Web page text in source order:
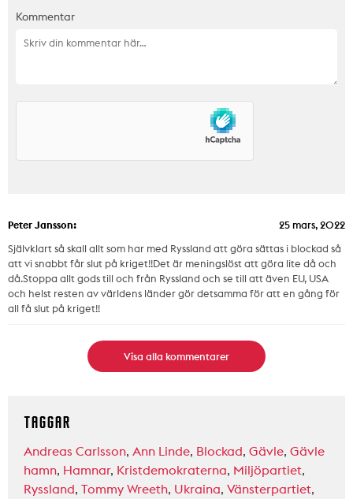
Kommentar
Peter Jansson:
25 mars, 2022
Självklart så skall allt som har med Ryssland att göra sättas i blockad så
att vi snabbt får slut på kriget!!Det är meningslöst att göra lite då och
då.Stoppa allt gods till och från Ryssland och se till att även EU, USA
och helst resten av världens länder gör detsamma för att en gång för
all få slut på kriget!!
Visa alla kommentarer
TAGGAR
Andreas Carlsson, Ann Linde, Blockad, Gävle, Gävle
hamn, Hamnar, Kristdemokraterna, Miljöpartiet,
Ryssland, Tommy Wreeth, Ukraina, Vänsterpartiet,